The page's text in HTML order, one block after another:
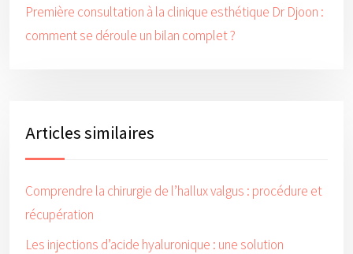
Première consultation à la clinique esthétique Dr Djoon :
comment se déroule un bilan complet ?
Articles similaires
Comprendre la chirurgie de l’hallux valgus : procédure et
récupération
Les injections d’acide hyaluronique : une solution